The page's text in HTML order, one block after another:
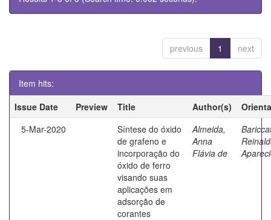
previous 1 next
Item hits:
Issue Date
Preview Title Author(s)
5-Mar-2020
Síntese do óxido
de grafeno e
incorporação do
óxido de ferro
visando suas
aplicações em
adsorção de
corantes
Almeida,
Anna
Flávia de